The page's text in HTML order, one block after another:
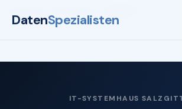
DatenSpezialisten
IT-SYSTEMHAUS